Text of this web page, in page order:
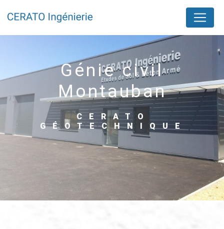
génie civil
Montauban
CERATO
GÉOTECHNIQUE